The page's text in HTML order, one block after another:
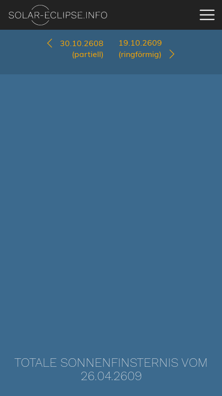
30.10.2608
(partiell)
19.10.2609
(ringförmig)
TOTALE SONNENFINSTERNIS VOM
26.04.2609